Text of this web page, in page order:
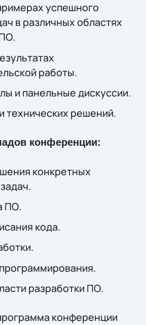
успешного
в различных областях
работы.
и панельные дискуссии.
технических решений.
конференции:
конкретных
ПО.
кода.
разработки ПО.
конференции